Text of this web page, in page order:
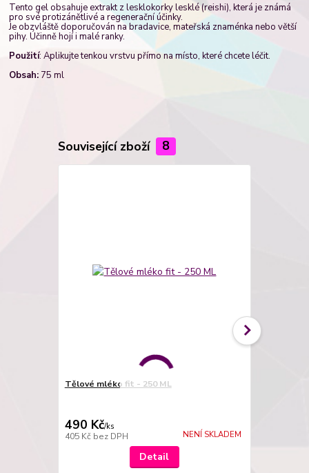
Tento gel obsahuje extrakt z lesklokorky lesklé (reishi), která je známá
pro své protizánětlivé a regenerační účinky.
Je obzvláště doporučován na bradavice, mateřská znaménka nebo větší
pihy. Účinně hojí i malé ranky.
Použití: Aplikujte tenkou vrstvu přímo na místo, které chcete léčit.
Obsah: 75 ml
Související zboží 8
Tělové mléko fit - 250 ML
490 Kč/ks
405 Kč bez DPH NENÍ SKLADEM
Detail